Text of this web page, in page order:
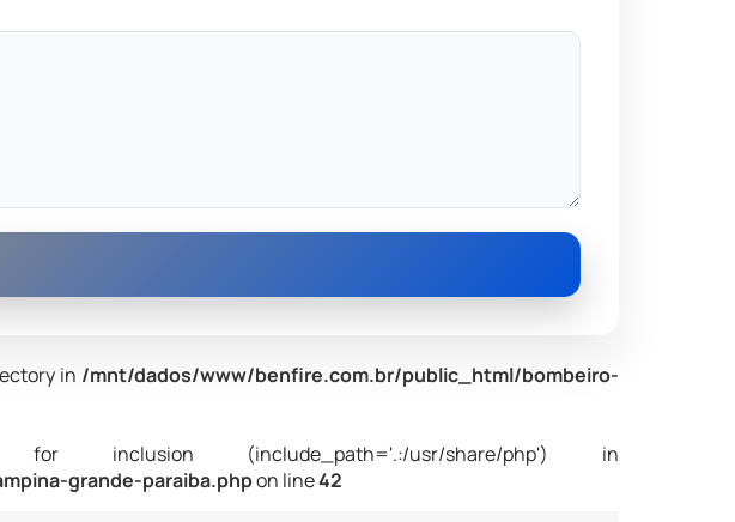
in /mnt/dados/www/benfire.com.br/public_html/bombeiro-
inclusion (include_path='.:/usr/share/php') in
grande-paraiba.phpon line42